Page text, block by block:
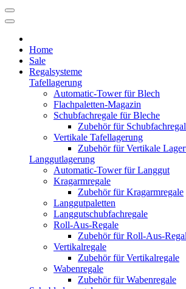
Home
Sale
Regalsysteme
Tafellagerung
Automatic-Tower für Blech
Flachpaletten-Magazin
Schubfachregale für Bleche
Zubehör für
Vertikale Tafellagerung
Zubehör für Vertikale
Langgutlagerung
Automatic-Tower für Langgut
Kragarmregale
Zubehör für Kragarmregale
Langgutpaletten
Langgutschubfachregale
Roll-Aus-Regale
Zubehör für Roll-Aus-
Vertikalregale
Zubehör für Vertikalregale
Wabenregale
Zubehör für Wabenregale